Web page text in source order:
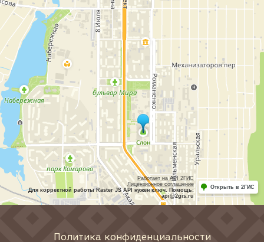
Работает на API 2ГИС
Лицензионное соглашение
Для корректной работы Raster JS API нужен ключ. Помощь:
api@2gis.ru
Открыть в 2ГИС
Политика конфиденциальности